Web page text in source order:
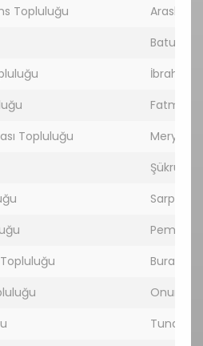
Topluluğu
Arash-M
Batu
İbrahim
Fatma
Topluluğu
Meryem
Şükrü
Sarp Ali
Burak
Onur
Tuna